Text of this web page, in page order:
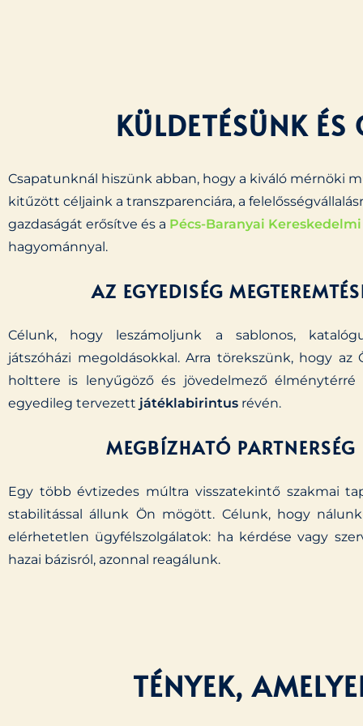
KÜLDETÉSÜNK
Csapatunknál hiszünk abban, hogy a kiváló mérnöki
kitűzött céljaink a transzparenciára, a
gazdaságát erősítve és a Pécs-Baranyai
hagyománnyal.
AZ EGYEDISÉG
Célunk, hogy leszámoljunk a sablonos,
játszóházi megoldásokkal. Arra törekszünk, hogy
holttere is lenyűgöző és jövedelmező élménytérré
egyedileg tervezett játéklabirintus révén.
MEGBÍZHATÓ PARTNERSÉG
Egy több évtizedes múltra visszatekintő szakmai
stabilitással állunk Ön mögött. Célunk, hogy
elérhetetlen ügyfélszolgálatok: ha kérdése vagy
hazai bázisról, azonnal reagálunk.
TÉNYEK,